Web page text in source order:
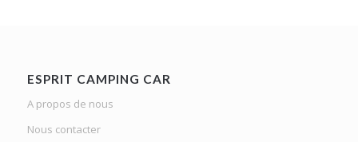
ESPRIT CAMPING CAR
A propos de nous
Nous contacter